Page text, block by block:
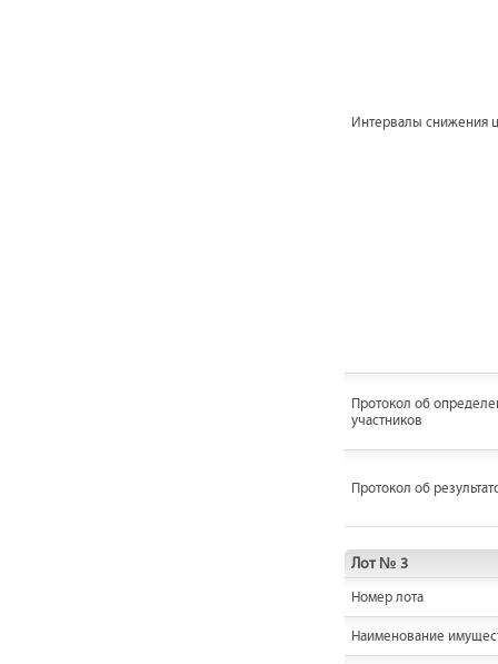
Интервалы снижения
Протокол об
участников
Протокол об
Лот № 3
Номер лота
Наименование